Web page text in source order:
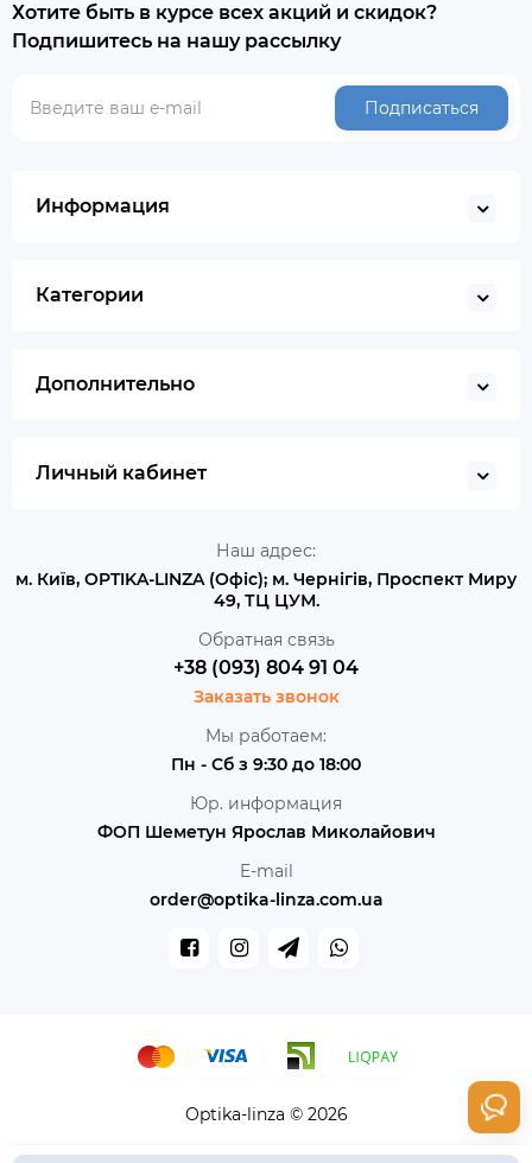
Хотите быть в курсе всех акций и скидок?
Подпишитесь на нашу рассылку
Подписаться
Информация
Категории
Дополнительно
Личный кабинет
Наш адрес:
м. Київ, OPTIKA-LINZA (Офіс); м. Чернігів, Проспект Миру
49, ТЦ ЦУМ.
Обратная связь
+38 (093) 804 91 04
Заказать звонок
Мы работаем:
Пн - Сб з 9:30 до 18:00
Юр. информация
ФОП Шеметун Ярослав Миколайович
E-mail
order@optika-linza.com.ua
Optika-linza © 2026